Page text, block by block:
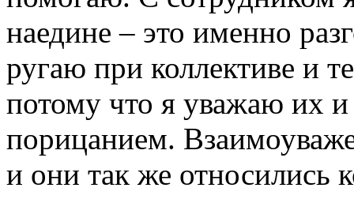
наедине – это именно
ругаю при коллективе и
потому что я уважаю их
порицанием.
и они так же относились